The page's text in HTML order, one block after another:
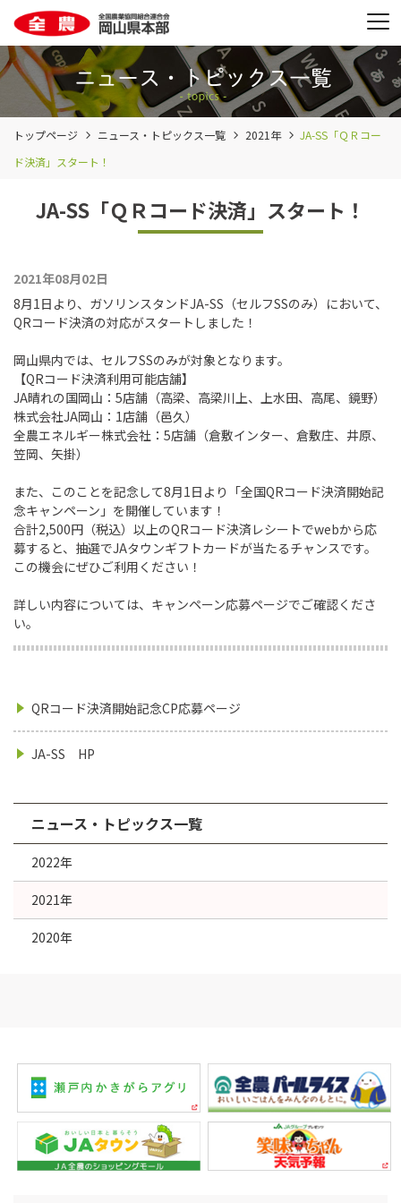
トップページ ニュース・トピックス一覧 2021年
JA-SS「ＱＲコー
ド決済」スタート！
JA-SS「ＱＲコード決済」スタート！
2021年08月02日
8月1日より、ガソリンスタンドJA-SS（セルフSSのみ）において、
QRコード決済の対応がスタートしました！
岡山県内では、セルフSSのみが対象となります。
【QRコード決済利用可能店舗】
JA晴れの国岡山：5店舗（高梁、高梁川上、上水田、高尾、鏡野）
株式会社JA岡山：1店舗（邑久）
全農エネルギー株式会社：5店舗（倉敷インター、倉敷庄、井原、
笠岡、矢掛）
また、このことを記念して8月1日より「全国QRコード決済開始記
念キャンペーン」を開催しています！
合計2,500円（税込）以上のQRコード決済レシートでwebから応
募すると、抽選でJAタウンギフトカードが当たるチャンスです。
この機会にぜひご利用ください！
詳しい内容については、キャンペーン応募ページでご確認くださ
い。
QRコード決済開始記念CP応募ページ
JA-SS HP
ニュース・トピックス一覧
2022年
2021年
2020年